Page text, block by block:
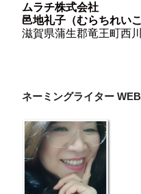
ムラチ株式会社
邑地礼子（むらちれいこ
滋賀県蒲生郡竜王町西
ネーミングライター